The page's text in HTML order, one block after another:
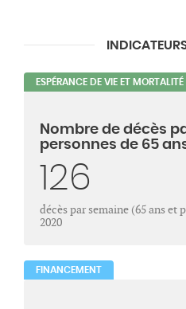
ESPÉRANCE DE VIE ET MORTALITÉ
Nombre de décès
personnes de 65
126
décès par semaine (65 ans et
2020
FINANCEMENT